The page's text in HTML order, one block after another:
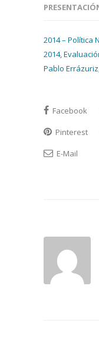
2014 – Política
2014,
Pablo
Facebook
Pinterest
E-Mail